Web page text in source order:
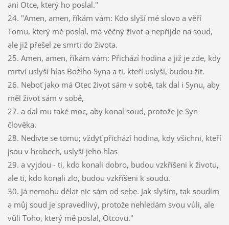
ani Otce, který ho poslal."
24. "Amen, amen, říkám vám: Kdo slyší mé slovo a věří
Tomu, který mě poslal, má věčný život a nepřijde na soud,
ale již přešel ze smrti do života.
25. Amen, amen, říkám vám: Přichází hodina a již je zde, kdy
mrtví uslyší hlas Božího Syna a ti, kteří uslyší, budou žít.
26. Neboť jako má Otec život sám v sobě, tak dal i Synu, aby
měl život sám v sobě,
27. a dal mu také moc, aby konal soud, protože je Syn
člověka.
28. Nedivte se tomu; vždyť přichází hodina, kdy všichni, kteří
jsou v hrobech, uslyší jeho hlas
29. a vyjdou - ti, kdo konali dobro, budou vzkříšeni k životu,
ale ti, kdo konali zlo, budou vzkříšeni k soudu.
30. Já nemohu dělat nic sám od sebe. Jak slyším, tak soudím
a můj soud je spravedlivý, protože nehledám svou vůli, ale
vůli Toho, který mě poslal, Otcovu."